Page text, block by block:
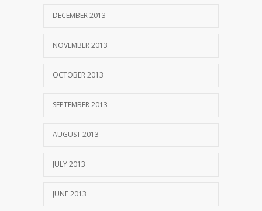
DECEMBER 2013
NOVEMBER 2013
OCTOBER 2013
SEPTEMBER 2013
AUGUST 2013
JULY 2013
JUNE 2013